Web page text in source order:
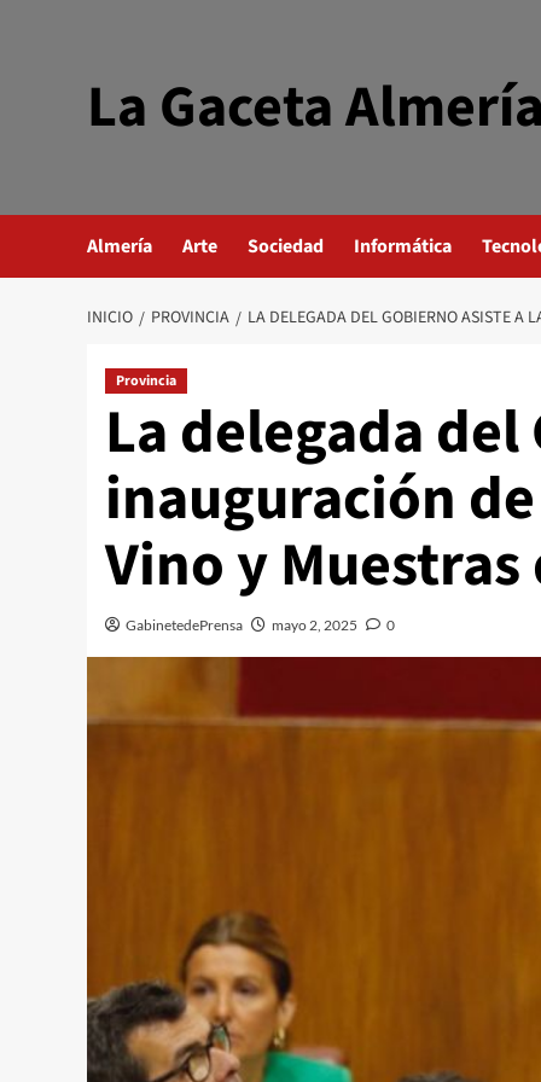
La Gaceta
Almería Arte Sociedad Informática
INICIO PROVINCIA LA DELEGADA DEL GOBIERNO ASISTE A
Provincia
La delegada
inauguración
Vino y
GabinetedePrensa mayo 2, 2025 0